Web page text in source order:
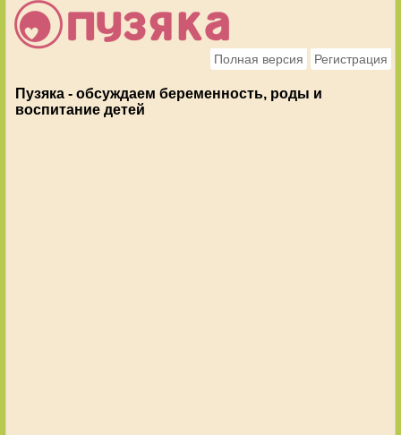
Полная версия Регистрация
Пузяка - обсуждаем беременность, роды и
воспитание детей